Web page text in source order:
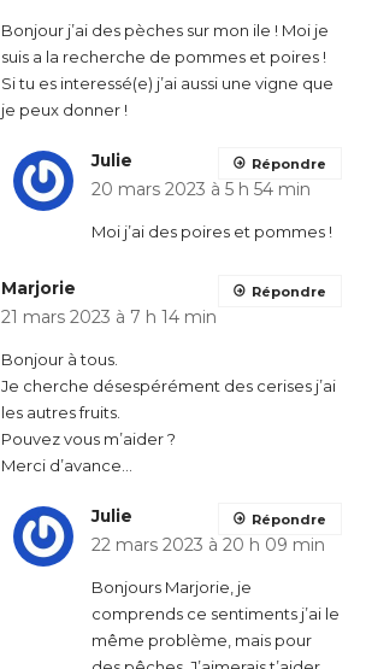
Bonjour j’ai des pèches sur mon ile ! Moi je
suis a la recherche de pommes et poires !
Si tu es interessé(e) j’ai aussi une vigne que
je peux donner !
Julie
20 mars 2023 à 5 h 54 min
Moi j’ai des poires et pommes !
Répondre
Marjorie
21 mars 2023 à 7 h 14 min
Bonjour à tous.
Je cherche désespérément des cerises j’ai
les autres fruits.
Pouvez vous m’aider ?
Merci d’avance…
Répondre
Julie
22 mars 2023 à 20 h 09 min
Bonjours Marjorie, je
comprends ce sentiments j’ai le
même problème, mais pour
Répondre